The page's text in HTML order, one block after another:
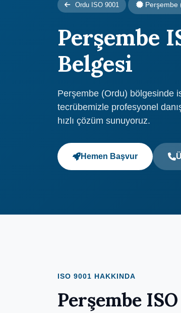
Ordu ISO 9001 Perşembe
Perşembe
Belgesi
Perşembe (Ordu) bölgesinde
tecrübemizle profesyonel
hızlı çözüm sunuyoruz.
Hemen Başvur
ISO 9001 HAKKINDA
Perşembe